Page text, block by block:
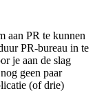
aan PR te kunnen
PR-bureau in te
je aan de slag
geen paar
(of drie)